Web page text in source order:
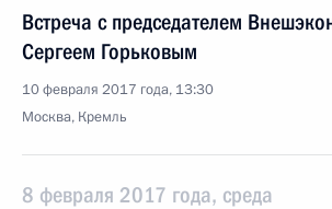
Встреча с председателем
Сергеем Горьковым
10 февраля 2017 года, 13:30
Москва, Кремль
8 февраля 2017 года, среда